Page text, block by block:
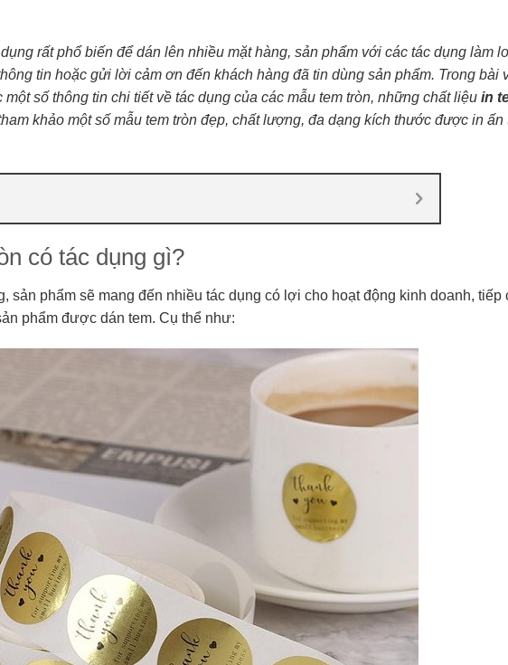
rất phổ biến để dán lên nhiều mặt hàng, sản phẩm với các tác dụng làm
tin hoặc gửi lời cảm ơn đến khách hàng đã tin dùng sản phẩm. Trong bài
số thông tin chi tiết về tác dụng của các mẫu tem tròn, những chất liệu in
khảo một số mẫu tem tròn đẹp, chất lượng, đa dạng kích thước được in ấn
có tác dụng gì?
sản phẩm sẽ mang đến nhiều tác dụng có lợi cho hoạt động kinh doanh, tiếp
phẩm được dán tem. Cụ thể như: